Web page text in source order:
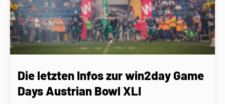
Die letzten Infos zur win2day Game
Days Austrian Bowl XLI